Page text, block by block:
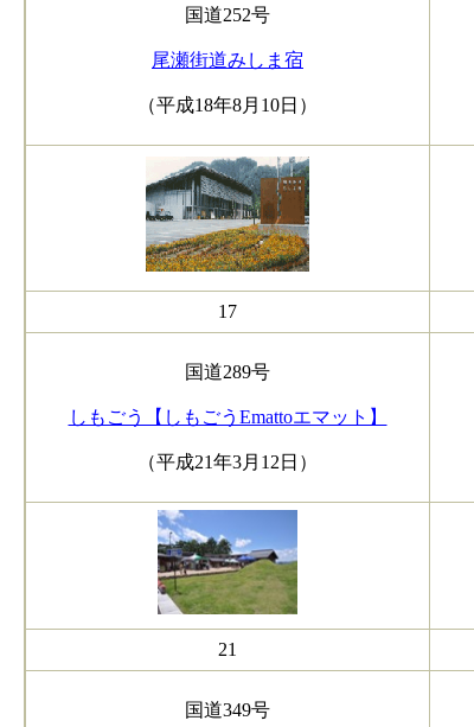
国道252号
尾瀬街道みしま宿
（平成18年8月10日）
17
国道289号
しもごう【しもごうEmattoエマット】
（平成21年3月12日）
21
国道349号